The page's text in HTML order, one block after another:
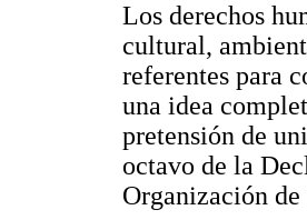
Los derechos
cultural,
referentes para
una idea
pretensión de
octavo de la
Organización